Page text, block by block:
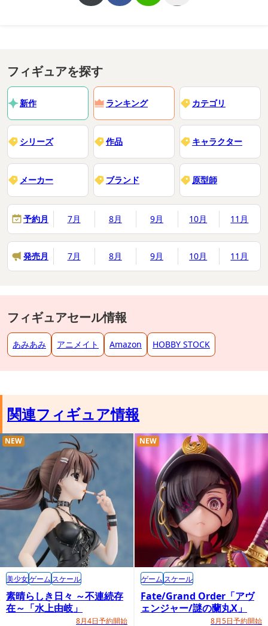
ボーナス版特典：ポストカード
フィギュアを探す
新作 ランキング カテゴリ
シリーズ 作品 キャラクター
メーカー ブランド 原型師
予約月 7月 8月 9月 10月 11月
発売月 7月 8月 9月 10月 11月
フィギュアセール情報
あみあみ アニメイト Amazon HOBBY STOCK
関連フィギュア情報
素晴らしき日々 ～不連続存
在～「水上由岐」
8月4日予約開始
NEW
美少女ゲーム スケール
Fate/Grand Order「アヴ
ェンジャー/謎の蘭丸X」
8月5日予約開始
NEW
ゲーム スケール